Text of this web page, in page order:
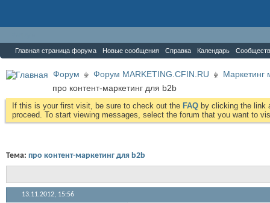
Главная страница форума Новые сообщения Справка Календарь
Форум Форум MARKETING.CFIN.RU
Маркетинг
про контент-маркетинг для b2b
If this is your first visit, be sure to check out the FAQ by clicking the link
proceed. To start viewing messages, select the forum that you want to
Тема: про контент-маркетинг для b2b
13.11.2012, 15:56